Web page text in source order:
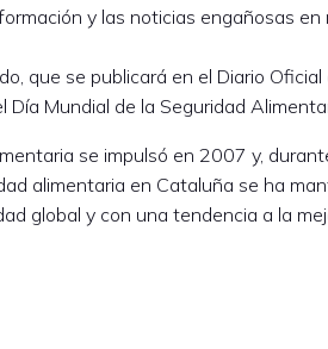
y las noticias engañosas
que se publicará en el Diario
Día Mundial de la Seguridad
se impulsó en 2007 y,
alimentaria en Cataluña se ha
global y con una tendencia a la